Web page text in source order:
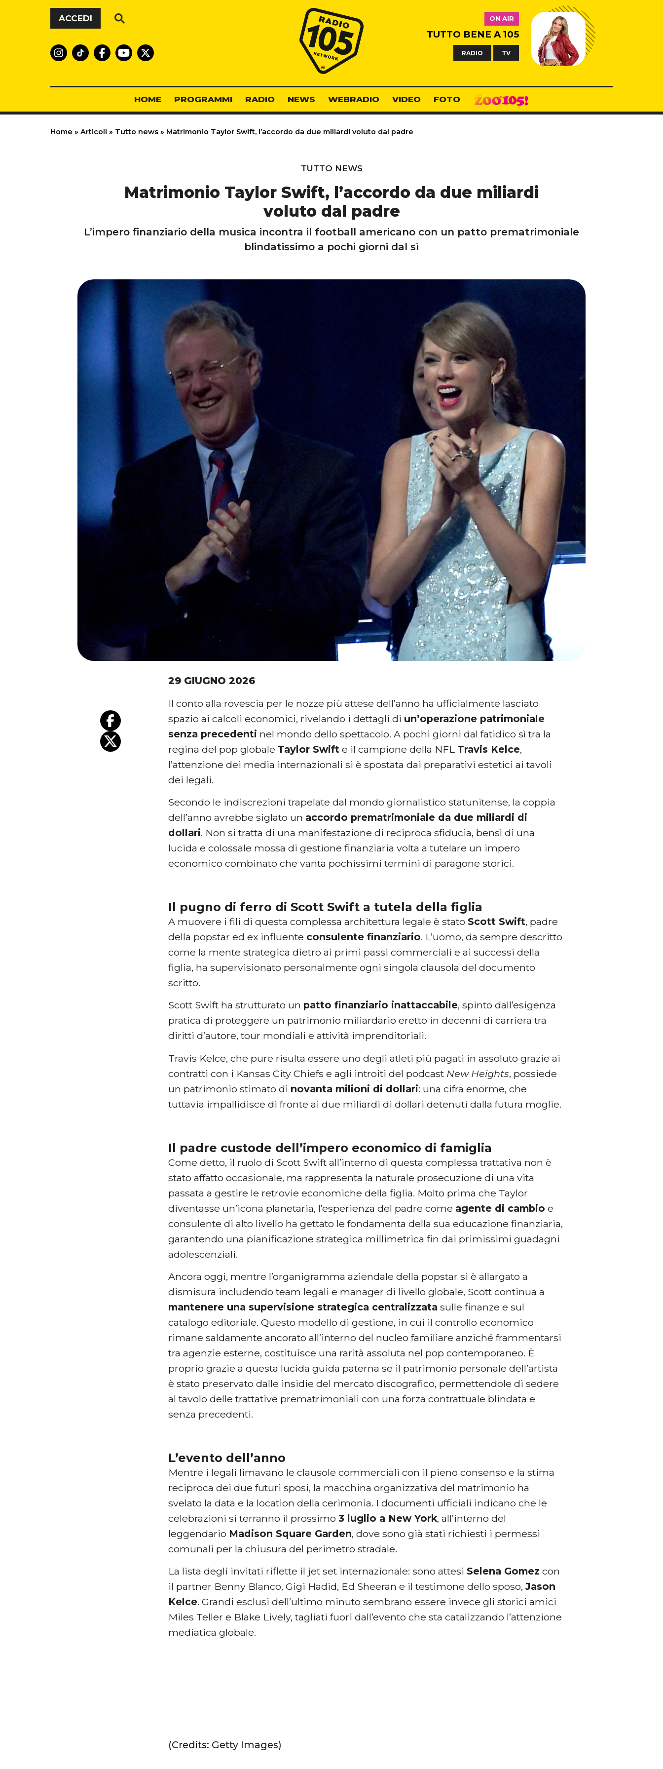
Vai al contenuto
ACCEDI
Radio 105
ON AIR
TUTTO BENE A 105
RADIO TV
HOME PROGRAMMI RADIO NEWS WEBRADIO VIDEO FOTO
Home » Articoli » Tutto news » Matrimonio Taylor Swift, l’accordo da due miliardi voluto dal padre
TUTTO NEWS
Matrimonio Taylor Swift, l’accordo da due miliardi
voluto dal padre
L’impero finanziario della musica incontra il football americano con un patto prematrimoniale
blindatissimo a pochi giorni dal sì
29 GIUGNO 2026
Il conto alla rovescia per le nozze più attese dell’anno ha ufficialmente lasciato
spazio ai calcoli economici, rivelando i dettagli di un’operazione patrimoniale
senza precedenti nel mondo dello spettacolo. A pochi giorni dal fatidico sì tra la
regina del pop globale Taylor Swift e il campione della NFL Travis Kelce,
l’attenzione dei media internazionali si è spostata dai preparativi estetici ai tavoli
dei legali.
Secondo le indiscrezioni trapelate dal mondo giornalistico statunitense, la coppia
dell’anno avrebbe siglato un accordo prematrimoniale da due miliardi di
dollari. Non si tratta di una manifestazione di reciproca sfiducia, bensì di una
lucida e colossale mossa di gestione finanziaria volta a tutelare un impero
economico combinato che vanta pochissimi termini di paragone storici.
Il pugno di ferro di Scott Swift a tutela della figlia
A muovere i fili di questa complessa architettura legale è stato Scott Swift, padre
della popstar ed ex influente consulente finanziario. L’uomo, da sempre descritto
come la mente strategica dietro ai primi passi commerciali e ai successi della
figlia, ha supervisionato personalmente ogni singola clausola del documento
scritto.
Scott Swift ha strutturato un patto finanziario inattaccabile, spinto dall’esigenza
pratica di proteggere un patrimonio miliardario eretto in decenni di carriera tra
diritti d’autore, tour mondiali e attività imprenditoriali.
Travis Kelce, che pure risulta essere uno degli atleti più pagati in assoluto grazie ai
contratti con i Kansas City Chiefs e agli introiti del podcast New Heights, possiede
un patrimonio stimato di novanta milioni di dollari: una cifra enorme, che
tuttavia impallidisce di fronte ai due miliardi di dollari detenuti dalla futura moglie.
Il padre custode dell’impero economico di famiglia
Come detto, il ruolo di Scott Swift all’interno di questa complessa trattativa non è
stato affatto occasionale, ma rappresenta la naturale prosecuzione di una vita
passata a gestire le retrovie economiche della figlia. Molto prima che Taylor
diventasse un’icona planetaria, l’esperienza del padre come agente di cambio e
consulente di alto livello ha gettato le fondamenta della sua educazione finanziaria,
garantendo una pianificazione strategica millimetrica fin dai primissimi guadagni
adolescenziali.
Ancora oggi, mentre l’organigramma aziendale della popstar si è allargato a
dismisura includendo team legali e manager di livello globale, Scott continua a
mantenere una supervisione strategica centralizzata sulle finanze e sul
catalogo editoriale. Questo modello di gestione, in cui il controllo economico
rimane saldamente ancorato all’interno del nucleo familiare anziché frammentarsi
tra agenzie esterne, costituisce una rarità assoluta nel pop contemporaneo. È
proprio grazie a questa lucida guida paterna se il patrimonio personale dell’artista
è stato preservato dalle insidie del mercato discografico, permettendole di sedere
al tavolo delle trattative prematrimoniali con una forza contrattuale blindata e
senza precedenti.
L’evento dell’anno
Mentre i legali limavano le clausole commerciali con il pieno consenso e la stima
reciproca dei due futuri sposi, la macchina organizzativa del matrimonio ha
svelato la data e la location della cerimonia. I documenti ufficiali indicano che le
celebrazioni si terranno il prossimo3 luglio a New York, all’interno del
leggendario Madison Square Garden, dove sono già stati richiesti i permessi
comunali per la chiusura del perimetro stradale.
La lista degli invitati riflette il jet set internazionale: sono attesi Selena Gomez con
il partner Benny Blanco, Gigi Hadid, Ed Sheeran e il testimone dello sposo,Jason
Kelce. Grandi esclusi dell’ultimo minuto sembrano essere invece gli storici amici
Miles Teller e Blake Lively, tagliati fuori dall’evento che sta catalizzando l’attenzione
mediatica globale.
(Credits: Getty Images)